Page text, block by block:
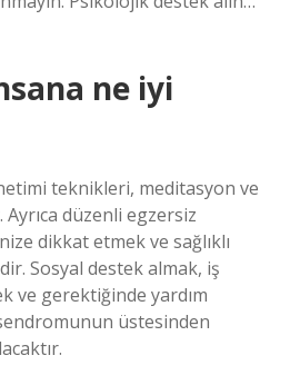
ne iyi
teknikleri, meditasyon ve
Ayrıca düzenli egzersiz
dikkat etmek ve sağlıklı
Sosyal destek almak, iş
ve gerektiğinde yardım
üstesinden